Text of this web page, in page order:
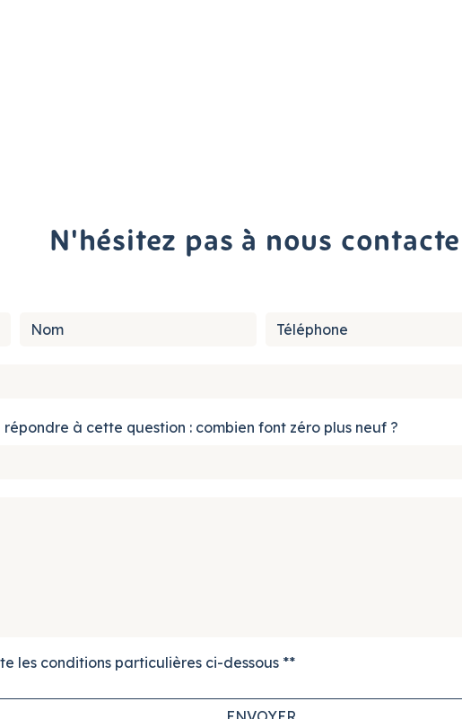
N'hésitez pas à nous
à cette question : combien font zéro plus neuf ?
les conditions particulières ci-dessous **